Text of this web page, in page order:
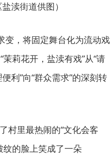
渎街道供图）
变，将固定舞台化为流动戏
莉花开，盐渎有戏”从“请
利”向“群众需求”的深刻转
村里最热闹的“文化会客
的脸上笑成了一朵